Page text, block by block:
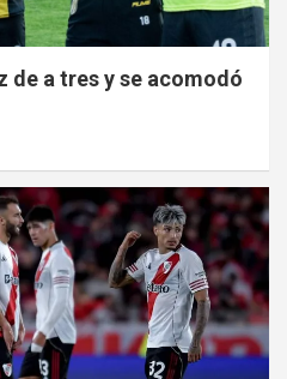
de a tres y se acomodó